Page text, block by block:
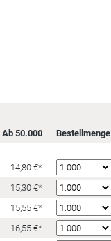
Bestellmenge
Ab 50.000
14,80 €*
15,30 €*
15,55 €*
16,55 €*